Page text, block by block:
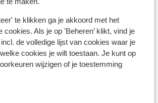
te klikken ga je akkoord met het
cookies. Als je op 'Beheren’ klikt, vind je
de volledige lijst van cookies waar je
cookies je wilt toestaan. Je kunt op
wijzigen of je toestemming